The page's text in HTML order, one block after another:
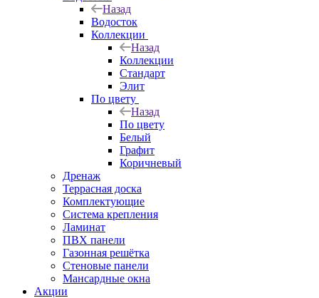
Назад
Водосток
Коллекции
Назад
Коллекции
Стандарт
Элит
По цвету
Назад
По цвету
Белый
Графит
Коричневый
Дренаж
Террасная доска
Комплектующие
Система крепления
Ламинат
ПВХ панели
Газонная решётка
Стеновые панели
Мансардные окна
Акции